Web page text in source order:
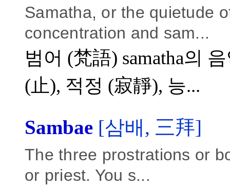
Samatha, or the quietude
concentration and sam...
범어 (梵語) samatha의
(止), 적정 (寂靜), 능...
Sambae [삼배, 三拜]
The three prostrations or
or priest. You s...